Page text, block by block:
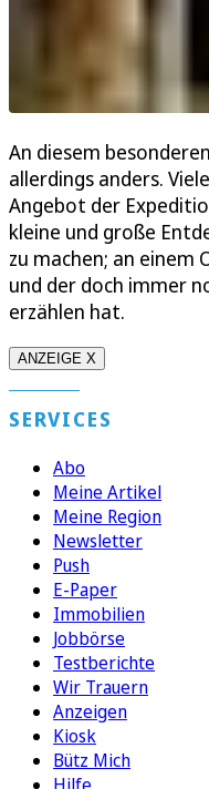
An diesem
allerdings anders.
Angebot der
kleine und große
zu machen; an einem
und der doch immer
erzählen hat.
ANZEIGE X
SERVICES
Abo
Meine Artikel
Meine Region
Newsletter
Push
E-Paper
Immobilien
Jobbörse
Testberichte
Wir Trauern
Anzeigen
Kiosk
Bütz Mich